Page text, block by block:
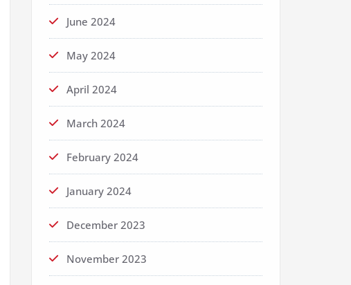
June 2024
May 2024
April 2024
March 2024
February 2024
January 2024
December 2023
November 2023